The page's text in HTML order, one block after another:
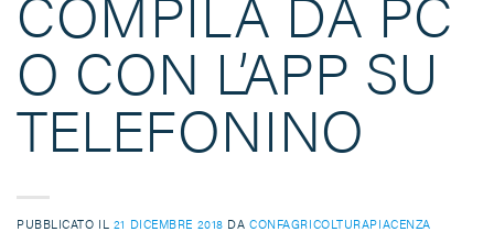
O CON L’APP SU
TELEFONINO
PUBBLICATO IL 21 DICEMBRE 2018 DACONFAGRICOLTURAPIACENZA